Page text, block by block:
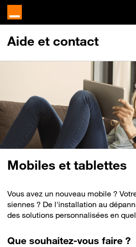
Aide et contact
Mobiles et tablettes
Vous avez un nouveau mobile ?
siennes ? De l'installation au
des solutions personnalisées en
Que souhaitez-vous faire ?